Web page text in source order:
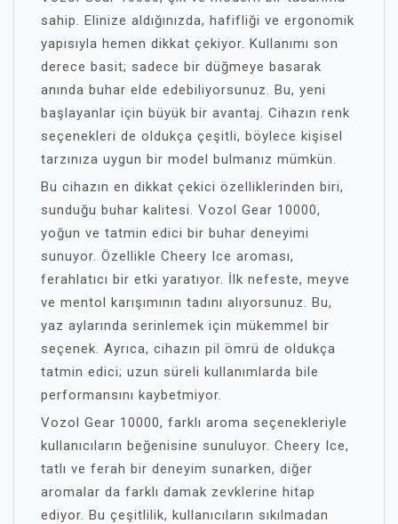
sahip. Elinize aldığınızda, hafifliği ve ergonomik
yapısıyla hemen dikkat çekiyor. Kullanımı son
derece basit; sadece bir düğmeye basarak
anında buhar elde edebiliyorsunuz. Bu, yeni
başlayanlar için büyük bir avantaj. Cihazın renk
seçenekleri de oldukça çeşitli, böylece kişisel
tarzınıza uygun bir model bulmanız mümkün.
Bu cihazın en dikkat çekici özelliklerinden biri,
sunduğu buhar kalitesi. Vozol Gear 10000,
yoğun ve tatmin edici bir buhar deneyimi
sunuyor. Özellikle Cheery Ice aroması,
ferahlatıcı bir etki yaratıyor. İlk nefeste, meyve
ve mentol karışımının tadını alıyorsunuz. Bu,
yaz aylarında serinlemek için mükemmel bir
seçenek. Ayrıca, cihazın pil ömrü de oldukça
tatmin edici; uzun süreli kullanımlarda bile
performansını kaybetmiyor.
Vozol Gear 10000, farklı aroma seçenekleriyle
kullanıcıların beğenisine sunuluyor. Cheery Ice,
tatlı ve ferah bir deneyim sunarken, diğer
aromalar da farklı damak zevklerine hitap
ediyor. Bu çeşitlilik, kullanıcıların sıkılmadan